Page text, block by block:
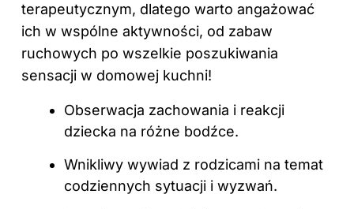
terapeutycznym, dlatego warto angażować
ich w wspólne aktywności, od zabaw
ruchowych po wszelkie poszukiwania
sensacji w domowej kuchni!
Obserwacja zachowania i reakcji
dziecka na różne bodźce.
Wnikliwy wywiad z rodzicami na temat
codziennych sytuacji i wyzwań.